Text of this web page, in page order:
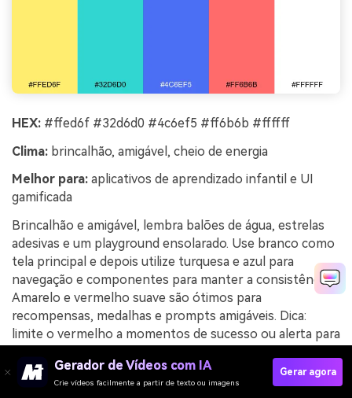
HEX: #ffed6f #32d6d0 #4c6ef5 #ff6b6b #ffffff
Clima: brincalhão, amigável, cheio de energia
Melhor para: aplicativos de aprendizado infantil e UI
gamificada
Brincalhão e amigável, lembra balões de água, estrelas
adesivas e um playground ensolarado. Use branco como
tela principal e depois utilize turquesa e azul para
navegação e componentes para manter a consistência.
Amarelo e vermelho suave são ótimos para
recompensas, medalhas e prompts amigáveis. Dica:
limite o vermelho a momentos de sucesso ou alerta para
Exemplo de imagem do “Playful Kiddo Splash” gerada
Gerador de Vídeos com IA
Crie vídeos facilmente a partir de texto ou imagens
Gerar agora